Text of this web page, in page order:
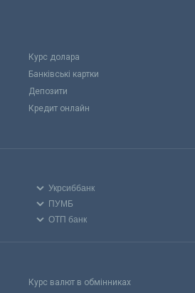
Курс долара
Банківські картки
Депозити
Кредит онлайн
Укрсиббанк
ПУМБ
ОТП банк
Курс валют в обмінниках